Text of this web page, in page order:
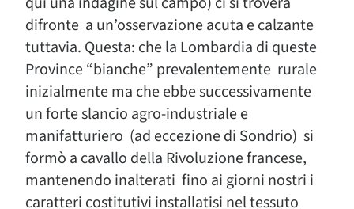
difronte a un’osservazione acuta e calzante
tuttavia. Questa: che la Lombardia di queste
Province “bianche” prevalentemente rurale
inizialmente ma che ebbe successivamente
un forte slancio agro-industriale e
manifatturiero (ad eccezione di Sondrio) si
formò a cavallo della Rivoluzione francese,
mantenendo inalterati fino ai giorni nostri i
caratteri costitutivi installatisi nel tessuto